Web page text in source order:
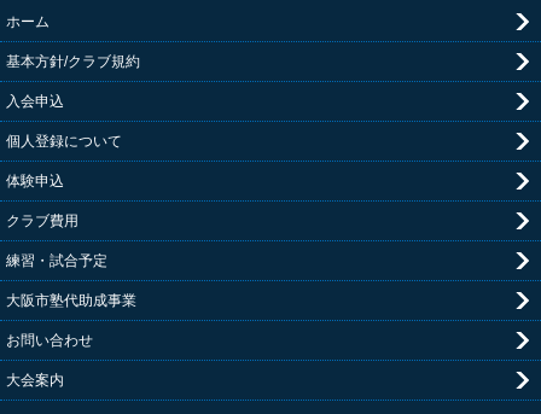
ホーム
基本方針/クラブ規約
入会申込
個人登録について
体験申込
クラブ費用
練習・試合予定
大阪市塾代助成事業
お問い合わせ
大会案内